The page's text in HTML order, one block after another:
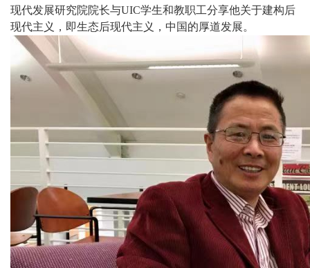
现代发展研究院院长与UIC学生和教职工分享他关于建构后
现代主义，即生态后现代主义，中国的厚道发展。